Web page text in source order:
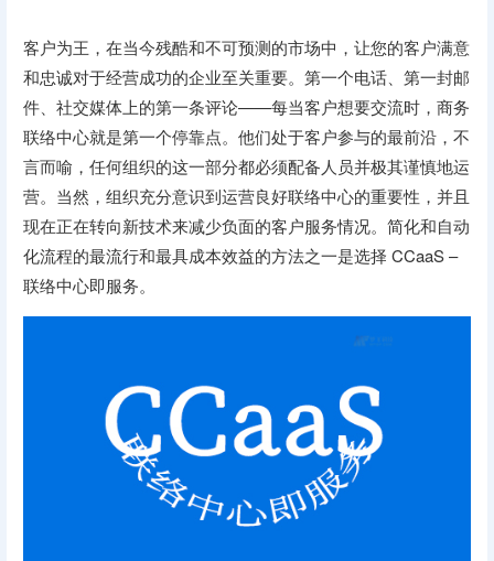
客户为王，在当今残酷和不可预测的市场中，让您的客户满意
和忠诚对于经营成功的企业至关重要。第一个电话、第一封邮
件、社交媒体上的第一条评论——每当客户想要交流时，商务
联络中心就是第一个停靠点。他们处于客户参与的最前沿，不
言而喻，任何组织的这一部分都必须配备人员并极其谨慎地运
营。当然，组织充分意识到运营良好联络中心的重要性，并且
现在正在转向新技术来减少负面的客户服务情况。简化和自动
化流程的最流行和最具成本效益的方法之一是选择 CCaaS –
联络中心即服务。